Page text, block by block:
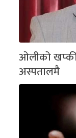
ओलीको
अस्पतालमै